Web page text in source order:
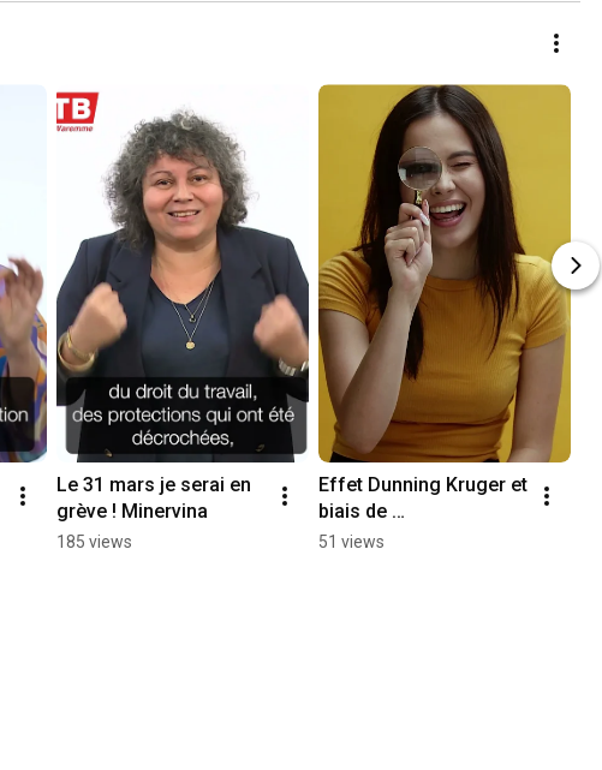
Le 31 mars je serai en
grève ! Minervina
185 views
Effet Dunning Kruger et
biais de
représentativité
51 views